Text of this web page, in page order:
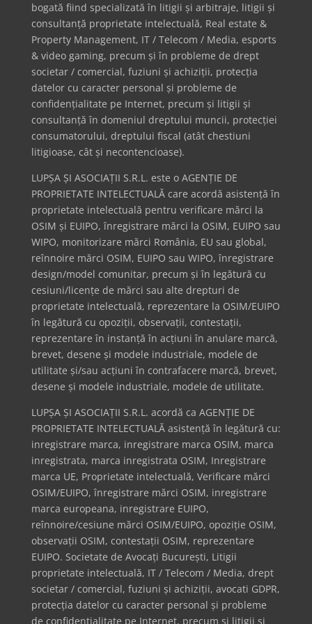
bogată fiind specializată în litigii și arbitraje, litigii și
consultanță proprietate intelectuală, Real estate &
Property Management, IT / Telecom / Media, esports
& video gaming, precum și în probleme de drept
societar / comercial, fuziuni și achiziții, protecția
datelor cu caracter personal și probleme de
confidențialitate pe Internet, precum și litigii și
consultanță în domeniul dreptului muncii, protecției
consumatorului, dreptului fiscal (atât chestiuni
litigioase, cât și necontencioase).
LUPȘA ȘI ASOCIAȚII S.R.L. este o AGENȚIE DE
PROPRIETATE INTELECTUALĂ care acordă asistență în
proprietate intelectuală pentru verificare mărci la
OSIM și EUIPO, înregistrare mărci la OSIM, EUIPO sau
WIPO, monitorizare mărci România, EU sau global,
reînnoire mărci OSIM, EUIPO sau WIPO, înregistrare
design/model comunitar, precum și în legătură cu
cesiuni/licențe de mărci sau alte drepturi de
proprietate intelectuală, reprezentare la OSIM/EUIPO
în legătură cu opoziții, observații, contestații,
reprezentare în instanță în acțiuni în anulare marcă,
brevet, desene și modele industriale, modele de
utilitate și/sau acțiuni în contrafacere marcă, brevet,
desene și modele industriale, modele de utilitate.
LUPȘA ȘI ASOCIAȚII S.R.L. acordă ca AGENȚIE DE
PROPRIETATE INTELECTUALĂ asistență în legătură cu:
inregistrare marca, inregistrare marca OSIM, marca
inregistrata, marca inregistrata OSIM, Inregistrare
marca UE, Proprietate intelectuală, Verificare mărci
OSIM/EUIPO, înregistrare mărci OSIM, inregistrare
marca europeana, inregistrare EUIPO,
reînnoire/cesiune mărci OSIM/EUIPO, opoziție OSIM,
observații OSIM, contestații OSIM, reprezentare
EUIPO. Societate de Avocați București, Litigii
proprietate intelectuală, IT / Telecom / Media, drept
societar / comercial, fuziuni și achiziții, avocati GDPR,
protecția datelor cu caracter personal și probleme
de confidențialitate pe Internet, precum și litigii și